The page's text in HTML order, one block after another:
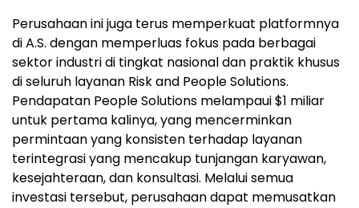
Perusahaan ini juga terus memperkuat platformnya
di A.S. dengan memperluas fokus pada berbagai
sektor industri di tingkat nasional dan praktik khusus
di seluruh layanan Risk and People Solutions.
Pendapatan People Solutions melampaui $1 miliar
untuk pertama kalinya, yang mencerminkan
permintaan yang konsisten terhadap layanan
terintegrasi yang mencakup tunjangan karyawan,
kesejahteraan, dan konsultasi. Melalui semua
investasi tersebut, perusahaan dapat memusatkan